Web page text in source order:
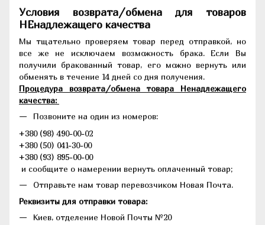
Условия возврата/обмена для товаров
НЕнадлежащего качества
Мы тщательно проверяем товар перед отправкой, но
все же не исключаем возможность брака. Если Вы
получили бракованный товар, его можно вернуть или
обменять в течение 14 дней со дня получения.
Процедура возврата/обмена товара Ненадлежащего
качества:
Позвоните на один из номеров:
+380 (98) 490-00-02
+380 (50) 041-30-00
+380 (93) 895-00-00
и сообщите о намерении вернуть оплаченный товар;
Отправьте нам товар перевозчиком Новая Почта.
Реквизиты для отправки товара:
Киев, отделение Новой Почты №20